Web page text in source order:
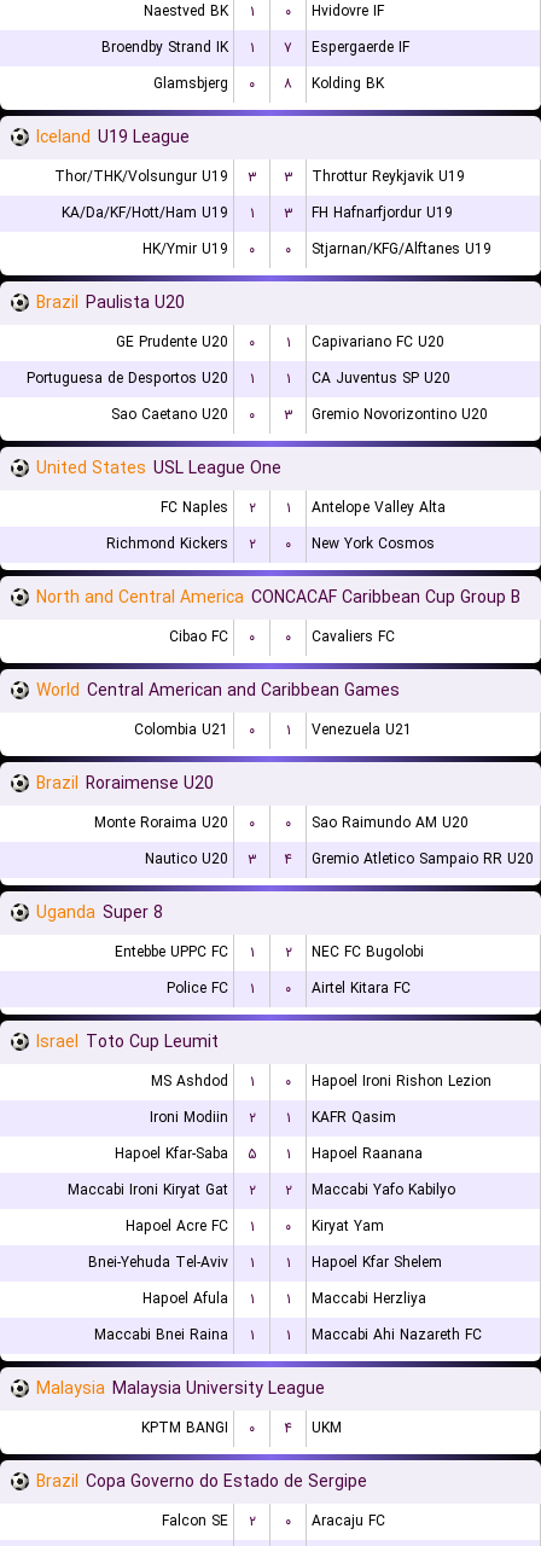
Naestved BK ۱ ۰
Hvidovre IF
Broendby Strand IK
۱ ۷
Espergaerde IF
Glamsbjerg
۰ ۸ Kolding BK
Iceland U19 League
Thor/THK/Volsungur U19 ۳ ۳
Throttur Reykjavik U19
KA/Da/KF/Hott/Ham U19
۱ ۳
FH Hafnarfjordur U19
HK/Ymir U19
۰ ۰ Stjarnan/KFG/Alftanes U19
Brazil Paulista U20
GE Prudente U20 ۰ ۱
Capivariano FC U20
Portuguesa de Desportos U20
۱ ۱
CA Juventus SP U20
Sao Caetano U20
۰ ۳ Gremio Novorizontino U20
United States USL League One
FC Naples ۲ ۱
Antelope Valley Alta
Richmond Kickers
۲ ۰ New York Cosmos
North and Central America CONCACAF Caribbean Cup Group B
Cibao FC ۰ ۰ Cavaliers FC
World Central American and Caribbean Games
Colombia U21 ۰ ۱ Venezuela U21
Brazil Roraimense U20
Monte Roraima U20 ۰ ۰
Sao Raimundo AM U20
Nautico U20
۳ ۴ Gremio Atletico Sampaio RR U20
Uganda Super 8
Entebbe UPPC FC ۱ ۲
NEC FC Bugolobi
Police FC
۱ ۰ Airtel Kitara FC
Israel Toto Cup Leumit
MS Ashdod ۱ ۰
Hapoel Ironi Rishon Lezion
Ironi Modiin
۲ ۱
KAFR Qasim
Hapoel Kfar-Saba
۵ ۱
Hapoel Raanana
Maccabi Ironi Kiryat Gat
۲ ۲
Maccabi Yafo Kabilyo
Hapoel Acre FC
۱ ۰
Kiryat Yam
Bnei-Yehuda Tel-Aviv
۱ ۱
Hapoel Kfar Shelem
Hapoel Afula
۱ ۱
Maccabi Herzliya
Maccabi Bnei Raina
۱ ۱ Maccabi Ahi Nazareth FC
Malaysia Malaysia University League
KPTM BANGI ۰ ۴ UKM
Brazil Copa Governo do Estado de Sergipe
Falcon SE ۲ ۰
Aracaju FC